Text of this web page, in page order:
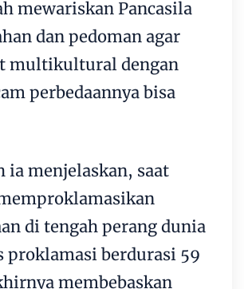
mewariskan Pancasila
dan pedoman agar
multikultural dengan
perbedaannya bisa
ia menjelaskan, saat
di tengah perang dunia
proklamasi berdurasi 59
membebaskan